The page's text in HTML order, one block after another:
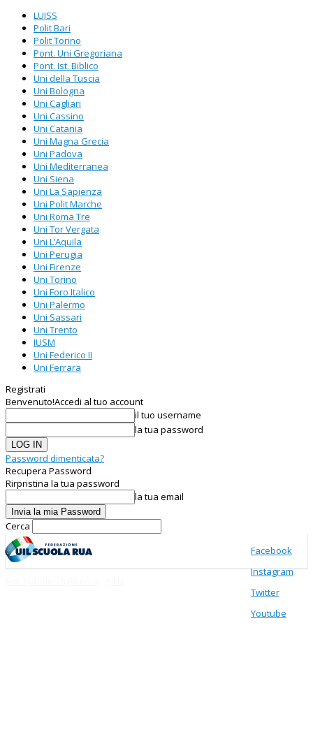
LUISS
Polit Bari
Polit Torino
Pont. Uni Gregoriana
Pont. Ist. Biblico
Uni della Tuscia
Uni Bologna
Uni Cagliari
Uni Cassino
Uni Catania
Uni Magna Grecia
Uni Padova
Uni Mediterranea
Uni Siena
Uni La Sapienza
Uni Polit Marche
Uni Roma Tre
Uni Tor Vergata
Uni L’Aquila
Uni Perugia
Uni Firenze
Uni Torino
Uni Foro Italico
Uni Palermo
Uni Sassari
Uni Trento
IUSM
Uni Federico II
Uni Ferrara
Registrati
Benvenuto!Accedi al tuo account
il tuo username
la tua password
Password dimenticata?
Recupera Password
Rirpristina la tua password
la tua email
Cerca
Facebook
Instagram
Twitter
Youtube